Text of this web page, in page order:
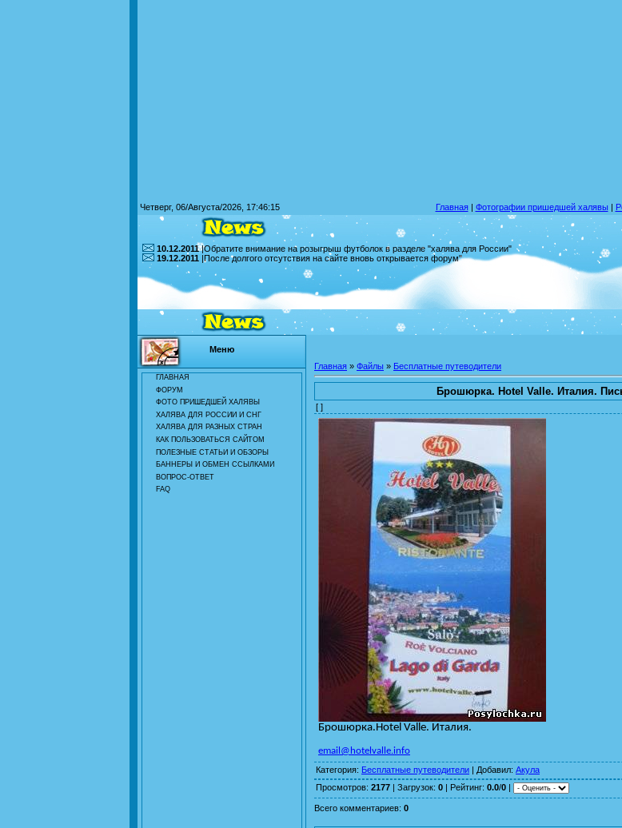
Четверг, 06/Августа/2026, 17:46:15 Главная| Фотографии пришедшей халявы|
10.12.2011|Обратите внимание на розыгрыш футболок в разделе "халява для России"
19.12.2011 |После долгого отсутствия на сайте вновь открывается форум"
Меню
ГЛАВНАЯ
ФОРУМ
ФОТО ПРИШЕДШЕЙ ХАЛЯВЫ
ХАЛЯВА ДЛЯ РОССИИ И СНГ
ХАЛЯВА ДЛЯ РАЗНЫХ СТРАН
КАК ПОЛЬЗОВАТЬСЯ САЙТОМ
ПОЛЕЗНЫЕ СТАТЬИ И ОБЗОРЫ
БАННЕРЫ И ОБМЕН ССЫЛКАМИ
ВОПРОС-ОТВЕТ
FAQ
Главная » Файлы » Бесплатные путеводители
Брошюрка. Hotel Valle. Италия.
[ ]
Брошюрка.Hotel Valle. Италия.
email@hotelvalle.info
Категория: Бесплатные путеводители | Добавил: Акула
Просмотров: 2177 | Загрузок: 0 | Рейтинг: 0.0/0 |
Всего комментариев: 0